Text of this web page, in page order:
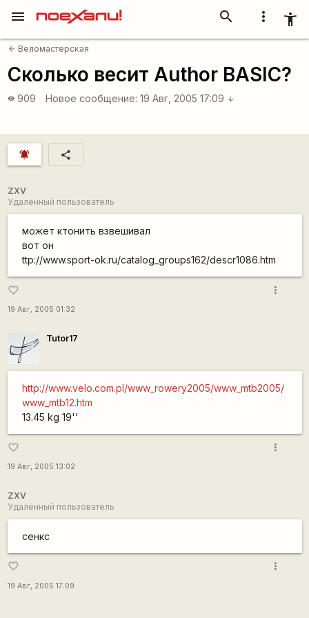
more_vert accessibility_new
search
menu
arrow_back Веломастерская
Сколько весит Author BASIC?
visibility 909 Новое сообщение: 19 Авг, 2005 17:09 arrow_downward
notifications_active share
ZXV
Удалённый пользователь
может ктонить взвешивал
вот он
ttp://www.sport-ok.ru/catalog_groups162/descr1086.htm
favorite_border
19 Авг, 2005 01:32
more_vert
Tutor17
http://www.velo.com.pl/www_rowery2005/www_mtb2005/
www_mtb12.htm
13.45 kg 19''
favorite_border
19 Авг, 2005 13:02
more_vert
ZXV
Удалённый пользователь
сенкс
favorite_border
19 Авг, 2005 17:09
more_vert